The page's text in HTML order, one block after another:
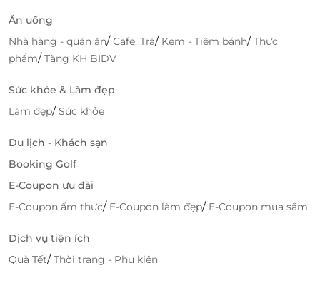
nghiệm cao cấp trong từng chặng bay.
Dù là chuyến công tác quan trọng hay kỳ nghỉ đáng
những phút đầu tiên tại sân bay. Bởi một hành trình
trọn vẹn không chỉ bắt đầu khi máy bay cất cánh,
chờ đẳng cấp này – nơi tinh thần thương gia được
tôn vinh trong từng trải nghiệm
Đặt ngay hôm nay trên
dẫnvà trải nghiệm dịch vụ sân bay thượng hạng
Ăn uống
Nhà hàng - quán ăn/Cafe, Trà/ Kem - Tiệm bánh/Thực
phẩm/Tặng KH BIDV
Sức khỏe & Làm đẹp
Làm đẹp/Sức khỏe
Du lịch - Khách sạn
Booking Golf
E-Coupon ưu đãi
E-Coupon ẩm thực/ E-Coupon làm đẹp/ E-Coupon mua sắm
Dịch vụ tiện ích
Quà Tết/Thời trang - Phụ kiện